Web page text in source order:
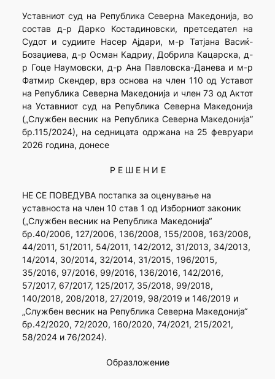
Уставниот суд на Република Северна Македонија, во
состав д-р Дарко Костадиновски, претседател на
Судот и судиите Насер Ајдари, м-р Татјана Васиќ-
Бозаџиева, д-р Осман Кадриу, Добрила Кацарска, д-
р Гоце Наумовски, д-р Ана Павловска-Данева и м-р
Фатмир Скендер, врз основа на член 110 од Уставот
на Република Северна Македонија и член 73 од Актот
на Уставниот суд на Република Северна Македонија
(„Службен весник на Република Северна Македонија”
бр.115/2024), на седницата одржана на 25 февруари
2026 година, донесе
Р Е Ш Е Н И Е
НЕ СЕ ПОВЕДУВА постапка за оценување на
уставноста на член 10 став 1 од Изборниот законик
(„Службен весник на Република Македонија“
бр.40/2006, 127/2006, 136/2008, 155/2008, 163/2008,
44/2011, 51/2011, 54/2011, 142/2012, 31/2013, 34/2013,
14/2014, 30/2014, 32/2014, 31/2015, 196/2015,
35/2016, 97/2016, 99/2016, 136/2016, 142/2016,
57/2017, 67/2017, 125/2017, 35/2018, 99/2018,
140/2018, 208/2018, 27/2019, 98/2019 и 146/2019 и
„Службен весник на Република Северна Македонија“
бр.42/2020, 72/2020, 160/2020, 74/2021, 215/2021,
58/2024 и 76/2024).
Образложение